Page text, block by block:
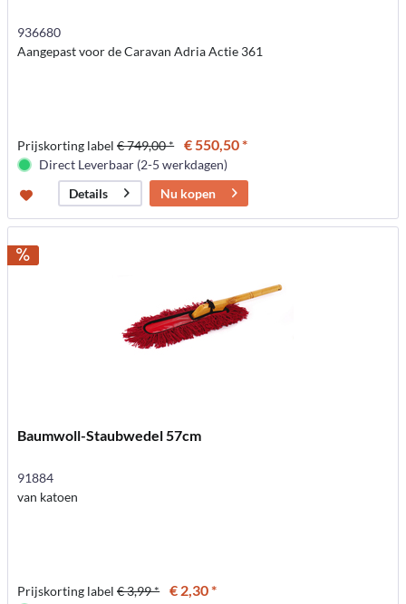
936680
Aangepast voor de Caravan Adria Actie 361
Prijskorting label€ 749,00 * € 550,50 *
Direct Leverbaar (2-5 werkdagen)
Details
Nu kopen
Baumwoll-Staubwedel 57cm
91884
van katoen
Prijskorting label€ 3,99 * € 2,30 *